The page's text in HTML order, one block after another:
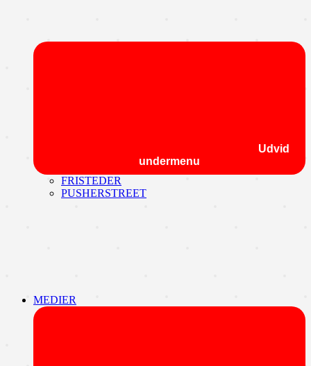
Udvid
undermenu
FRISTEDER
PUSHERSTREET
MEDIER